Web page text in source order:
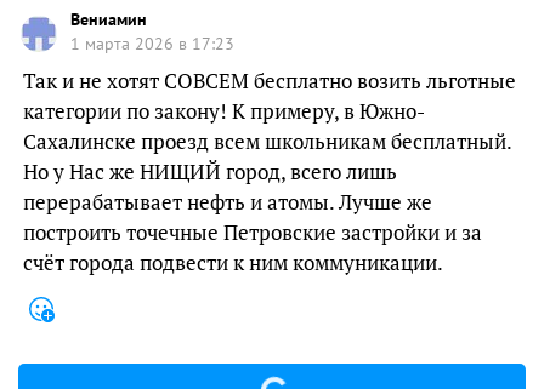
Вениамин
1 марта 2026 в 17:23
Так и не хотят СОВСЕМ бесплатно возить льготные
категории по закону! К примеру, в Южно-
Сахалинске проезд всем школьникам бесплатный.
Но у Нас же НИЩИЙ город, всего лишь
перерабатывает нефть и атомы. Лучше же
построить точечные Петровские застройки и за
счёт города подвести к ним коммуникации.